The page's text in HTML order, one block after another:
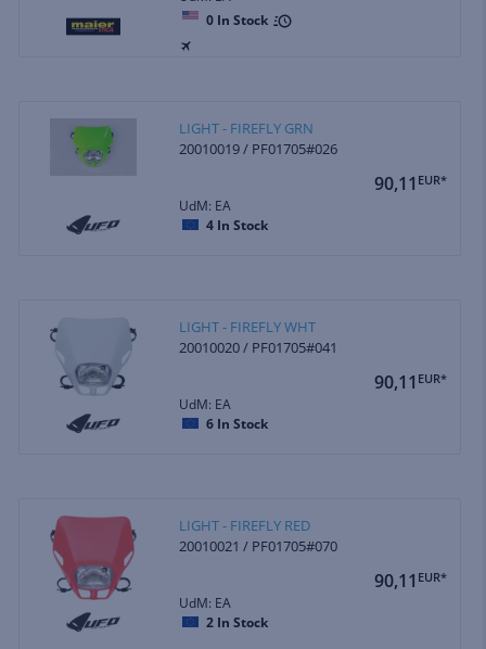
0 In Stock
LIGHT - FIREFLY GRN
20010019 / PF01705#026
90,11 EUR*
UdM: EA
4 In Stock
LIGHT - FIREFLY WHT
20010020 / PF01705#041
90,11 EUR*
UdM: EA
6 In Stock
LIGHT - FIREFLY RED
20010021 / PF01705#070
90,11 EUR*
UdM: EA
2 In Stock